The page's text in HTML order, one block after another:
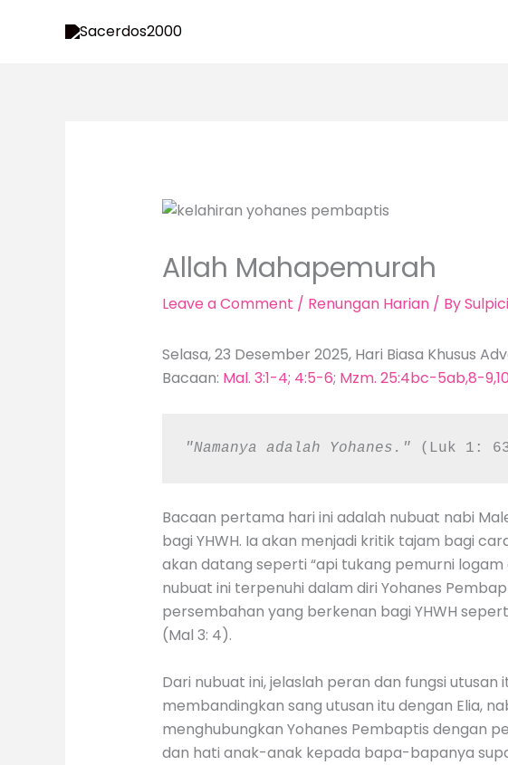
Allah Mahapemurah
Leave a Comment / Renungan Harian/ By
Selasa, 23 Desember 2025, Hari Biasa Khusus
Bacaan: Mal. 3:1-4; 4:5-6; Mzm. 25:4bc-5ab,8-
"Namanya adalah Yohanes." (Luk 1:
Bacaan pertama hari ini adalah nubuat nabi
bagi YHWH. Ia akan menjadi kritik tajam bagi
akan datang seperti “api tukang pemurni
nubuat ini terpenuhi dalam diri Yohanes
persembahan yang berkenan bagi YHWH
(Mal 3: 4).
Dari nubuat ini, jelaslah peran dan fungsi
membandingkan sang utusan itu dengan Elia,
menghubungkan Yohanes Pembaptis dengan
dan hati anak-anak kepada bapa-bapanya